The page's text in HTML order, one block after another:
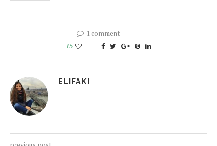
1 comment
15
ELIFAKI
previous post